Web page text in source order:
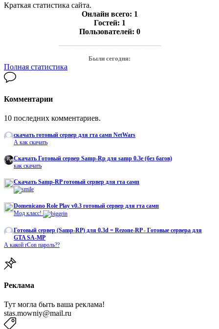
Краткая статистика сайта.
Онлайн всего: 1
Гостей: 1
Пользователей: 0
───────────────────
Были сегодня:
Полная статистика
Комментарии
10 последних комментариев.
скачать готовый сервер для гта самп NetWars
А как скачать
Cкачать Готовый сервер Samp-Rp для samp 0.3e (без багов)
как скачать
Скачать Samp-RP готовый сервер для гта самп
Domenicano Role Play v0.3 готовый сервер для гта самп
Мод класс!
Готовый сервер (Samp-RP) для 0.3d = Rezone-RP - Готовые сервера для
GTA SA-MP
А какой rCon пароль??
Реклама
Тут могла быть ваша реклама!
stas.mowniy@mail.ru